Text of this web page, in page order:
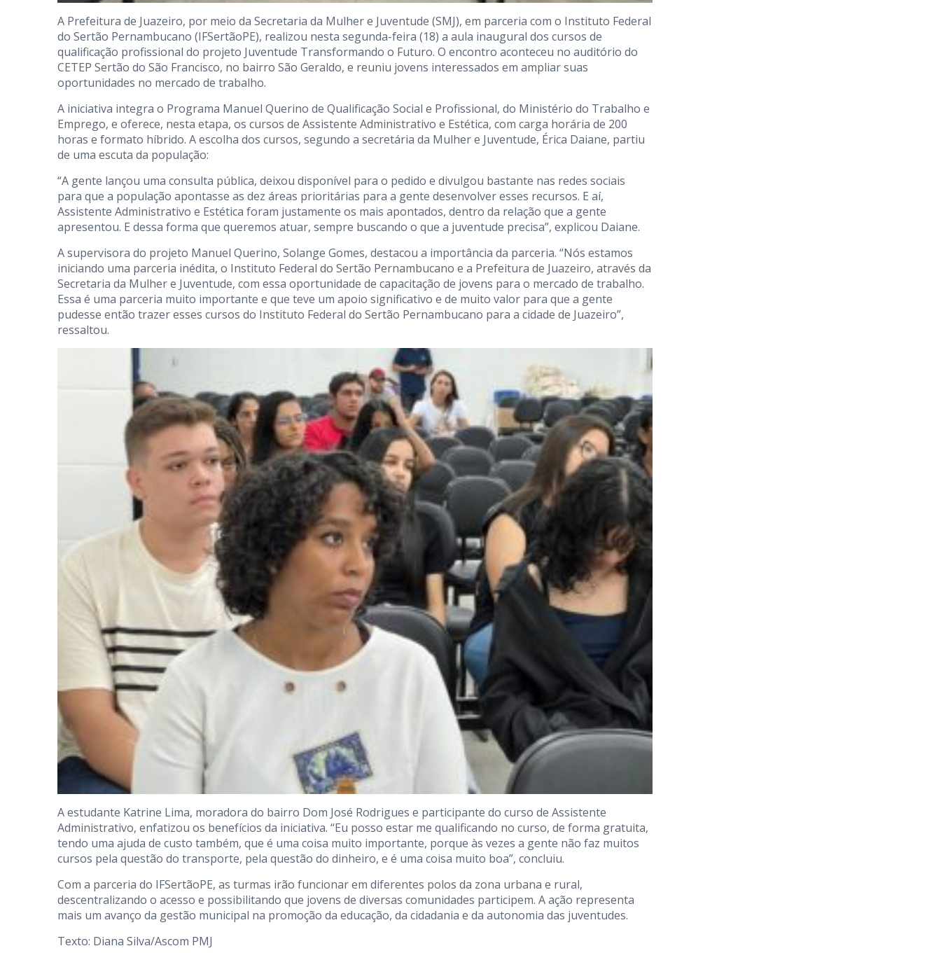
A Prefeitura de Juazeiro, por meio da Secretaria da Mulher e Juventude (SMJ), em parceria com o Instituto Federal
do Sertão Pernambucano (IFSertãoPE), realizou nesta segunda-feira (18) a aula inaugural dos cursos de
qualificação profissional do projeto Juventude Transformando o Futuro. O encontro aconteceu no auditório do
CETEP Sertão do São Francisco, no bairro São Geraldo, e reuniu jovens interessados em ampliar suas
oportunidades no mercado de trabalho.
A iniciativa integra o Programa Manuel Querino de Qualificação Social e Profissional, do Ministério do Trabalho e
Emprego, e oferece, nesta etapa, os cursos de Assistente Administrativo e Estética, com carga horária de 200
horas e formato híbrido. A escolha dos cursos, segundo a secretária da Mulher e Juventude, Érica Daiane, partiu
de uma escuta da população:
“A gente lançou uma consulta pública, deixou disponível para o pedido e divulgou bastante nas redes sociais
para que a população apontasse as dez áreas prioritárias para a gente desenvolver esses recursos. E aí,
Assistente Administrativo e Estética foram justamente os mais apontados, dentro da relação que a gente
apresentou. E dessa forma que queremos atuar, sempre buscando o que a juventude precisa”, explicou Daiane.
A supervisora do projeto Manuel Querino, Solange Gomes, destacou a importância da parceria. “Nós estamos
iniciando uma parceria inédita, o Instituto Federal do Sertão Pernambucano e a Prefeitura de Juazeiro, através da
Secretaria da Mulher e Juventude, com essa oportunidade de capacitação de jovens para o mercado de trabalho.
Essa é uma parceria muito importante e que teve um apoio significativo e de muito valor para que a gente
pudesse então trazer esses cursos do Instituto Federal do Sertão Pernambucano para a cidade de Juazeiro”,
ressaltou.
A estudante Katrine Lima, moradora do bairro Dom José Rodrigues e participante do curso de Assistente
Administrativo, enfatizou os benefícios da iniciativa. “Eu posso estar me qualificando no curso, de forma gratuita,
tendo uma ajuda de custo também, que é uma coisa muito importante, porque às vezes a gente não faz muitos
cursos pela questão do transporte, pela questão do dinheiro, e é uma coisa muito boa”, concluiu.
Com a parceria do IFSertãoPE, as turmas irão funcionar em diferentes polos da zona urbana e rural,
descentralizando o acesso e possibilitando que jovens de diversas comunidades participem. A ação representa
mais um avanço da gestão municipal na promoção da educação, da cidadania e da autonomia das juventudes.
Texto: Diana Silva/Ascom PMJ